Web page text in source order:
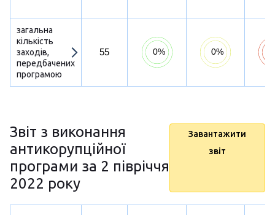
загальна
кількість
заходів,
передбачених
програмою
55
Звіт з виконання
антикорупційної
програми за 2 півріччя
2022 року
Завантажити
звіт